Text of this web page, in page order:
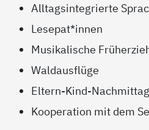
Alltagsintegrierte
Lesepat*innen
Musikalische
Waldausflüge
Eltern-Kind-
Kooperation mit dem